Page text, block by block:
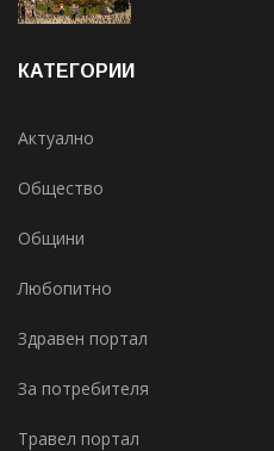
КАТЕГОРИИ
Актуално
Общество
Общини
Любопитно
Здравен портал
За потребителя
Травел портал